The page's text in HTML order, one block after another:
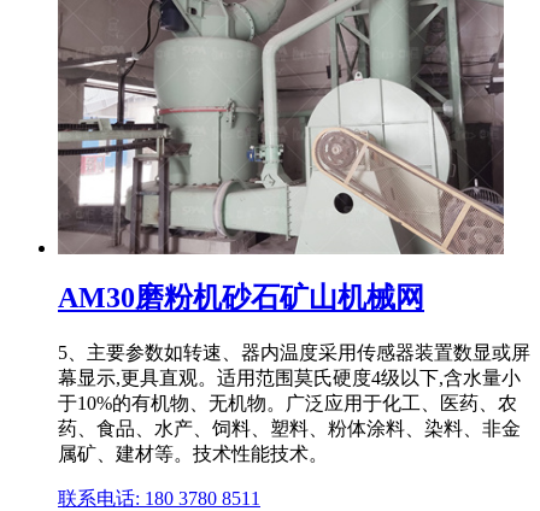
AM30磨粉机砂石矿山机械网
5、主要参数如转速、器内温度采用传感器装置数显或屏
幕显示,更具直观。适用范围莫氏硬度4级以下,含水量小
于10%的有机物、无机物。广泛应用于化工、医药、农
药、食品、水产、饲料、塑料、粉体涂料、染料、非金
属矿、建材等。技术性能技术。
联系电话: 180 3780 8511